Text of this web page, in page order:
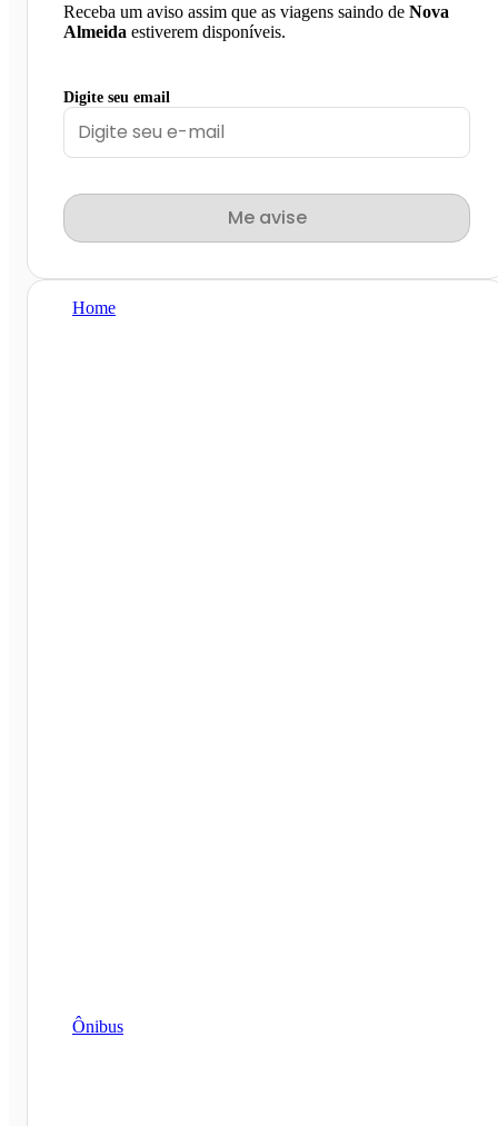
Receba um aviso assim que as viagens saindo de Nova
Almeida estiverem disponíveis.
Digite seu email
Me avise
Home
Ônibus